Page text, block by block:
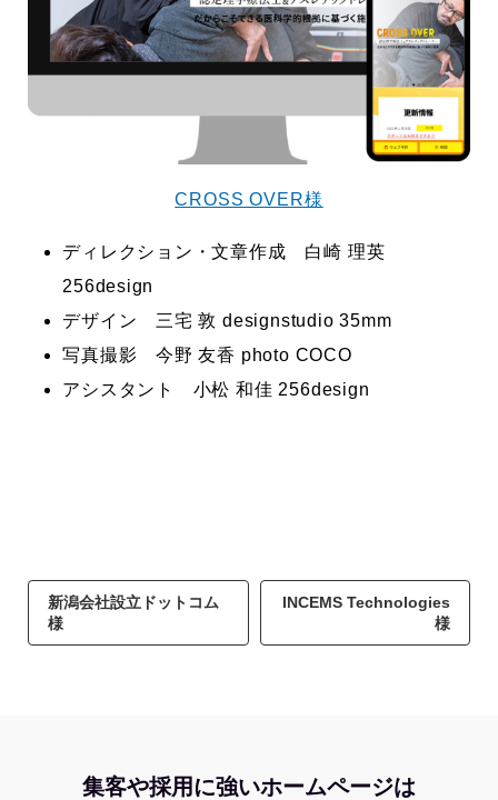
CROSS OVER様
ディレクション・文章作成 白崎 理英
256design
デザイン 三宅 敦 designstudio 35mm
写真撮影 今野 友香 photo COCO
アシスタント 小松 和佳 256design
新潟会社設立ドットコム
様
INCEMS Technologies
様
集客や採用に強いホームページは
んに負けない
役に立ちたい
メンタルに来る～！想定してたより利
益が残らない仕事になってしまって
た…
2026.07.29